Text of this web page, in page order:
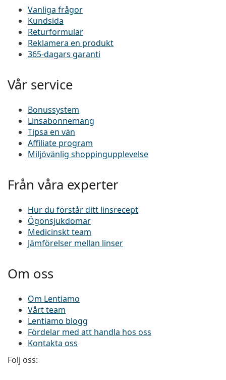
Vanliga frågor
Kundsida
Returformulär
Reklamera en produkt
365-dagars garanti
Vår service
Bonussystem
Linsabonnemang
Tipsa en vän
Affiliate program
Miljövänlig shoppingupplevelse
Från våra experter
Hur du förstår ditt linsrecept
Ögonsjukdomar
Medicinskt team
Jämförelser mellan linser
Om oss
Om Lentiamo
Vårt team
Lentiamo blogg
Fördelar med att handla hos oss
Kontakta oss
Följ oss: